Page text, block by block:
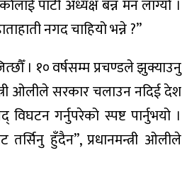
पार्टी अध्यक्ष बन्न मन लाग्यो ।
नगद चाहियो भन्ने ?”
। १० वर्षसम्म प्रचण्डले झुक्याउनु
ओलीले सरकार चलाउन नदिई देश
गर्नुपरेको स्पष्ट पार्नुभयो ।
हुँदैन”, प्रधानमन्त्री ओलीले